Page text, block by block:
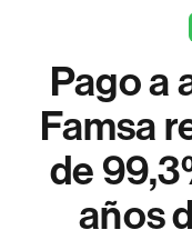
Pago a
Famsa
de
años